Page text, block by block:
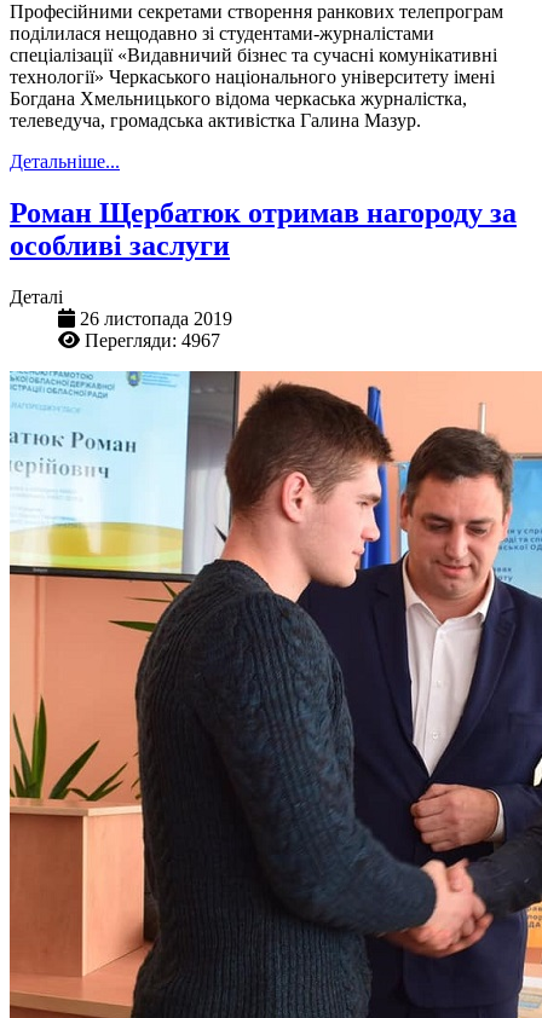
Професійними секретами створення ранкових телепрограм
поділилася нещодавно зі студентами-журналістами
спеціалізації «Видавничий бізнес та сучасні комунікативні
технології» Черкаського національного університету імені
Богдана Хмельницького відома черкаська журналістка,
телеведуча, громадська активістка Галина Мазур.
Детальніше...
Роман Щербатюк отримав нагороду за
особливі заслуги
Деталі
26 листопада 2019
Перегляди: 4967